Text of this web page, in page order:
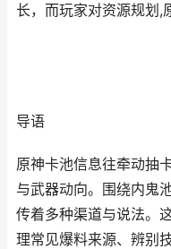
长，而玩家对资源规划,
导语
原神卡池信息往牵动抽
与武器动向。围绕内鬼
传着多种渠道与说法。
理常见爆料来源、辨别